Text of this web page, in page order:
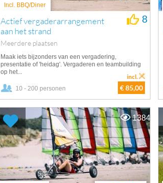
Incl. BBQ/Diner
Actief vergaderarrangement
aan het strand
Meerdere plaatsen
8
Maak iets bijzonders van een vergadering,
presentatie of 'heidag'. Vergaderen en teambuilding
op het...
10 - 200 personen € 85,00
incl.
1384